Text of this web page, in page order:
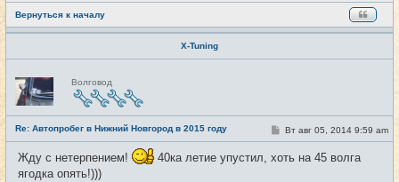
Вернуться к началу
X-Tuning
Н
е
в
с
е
т
и
Волговод
Re: Автопробег в Нижний Новгород в 2015 году #9
С
о
б
Вт авг 05, 2014 9:59 am
Жду с нетерпением!
40ка летие упустил, хоть на 45 волга
ягодка опять!)))